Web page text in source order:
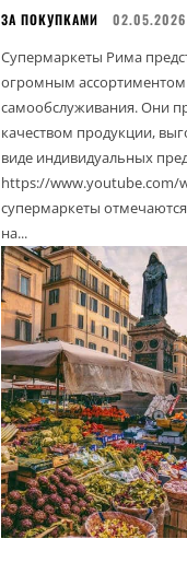
ЗА ПОКУПКАМИ 02.05.2026
Супермаркеты Рима
огромным
самообслуживания. Они
качеством продукции,
виде индивидуальных
https://www.youtube.com/
супермаркеты
на...